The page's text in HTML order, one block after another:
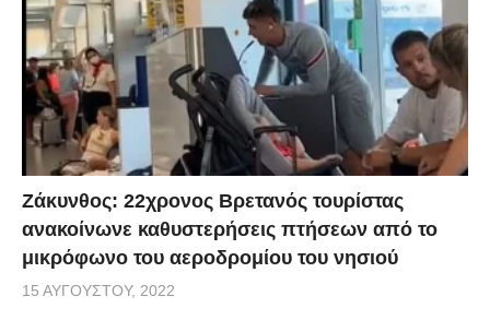
Ζάκυνθος: 22χρονος Βρετανός τουρίστας
ανακοίνωνε καθυστερήσεις πτήσεων από το
μικρόφωνο του αεροδρομίου του νησιού
15 ΑΥΓΟΎΣΤΟΥ, 2022